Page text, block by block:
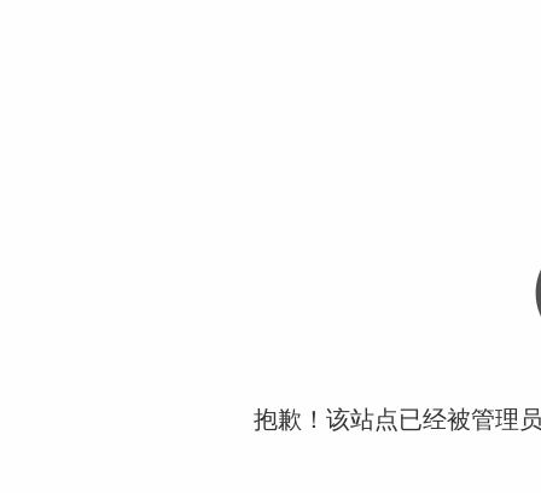
抱歉！该站点已经被管理